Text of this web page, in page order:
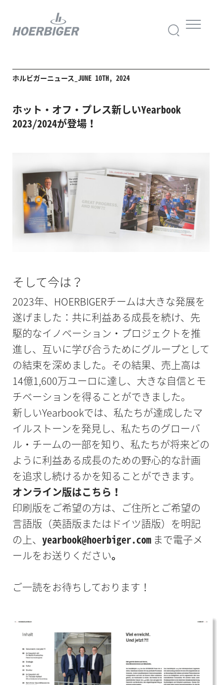
ホルビガーニュース_JUNE 10TH, 2024
ホット・オフ・プレス新しいYearbook
2023/2024が登場！
そして今は？
2023年、HOERBIGERチームは大きな発展を
遂げました：共に利益ある成長を続け、先
駆的なイノベーション・プロジェクトを推
進し、互いに学び合うためにグループとして
の結束を深めました。その結果、売上高は
14億1,600万ユーロに達し、大きな自信とモ
チベーションを得ることができました。
新しいYearbookでは、私たちが達成したマ
イルストーンを発見し、私たちのグローバ
ル・チームの一部を知り、私たちが将来どの
ように利益ある成長のための野心的な計画
を追求し続けるかを知ることができます。
オンライン版はこちら！
印刷版をご希望の方は、ご住所とご希望の
言語版（英語版またはドイツ語版）を明記
の上、 yearbook@hoerbiger.comまで電子メ
ールをお送りください。
ご一読をお待ちしております！